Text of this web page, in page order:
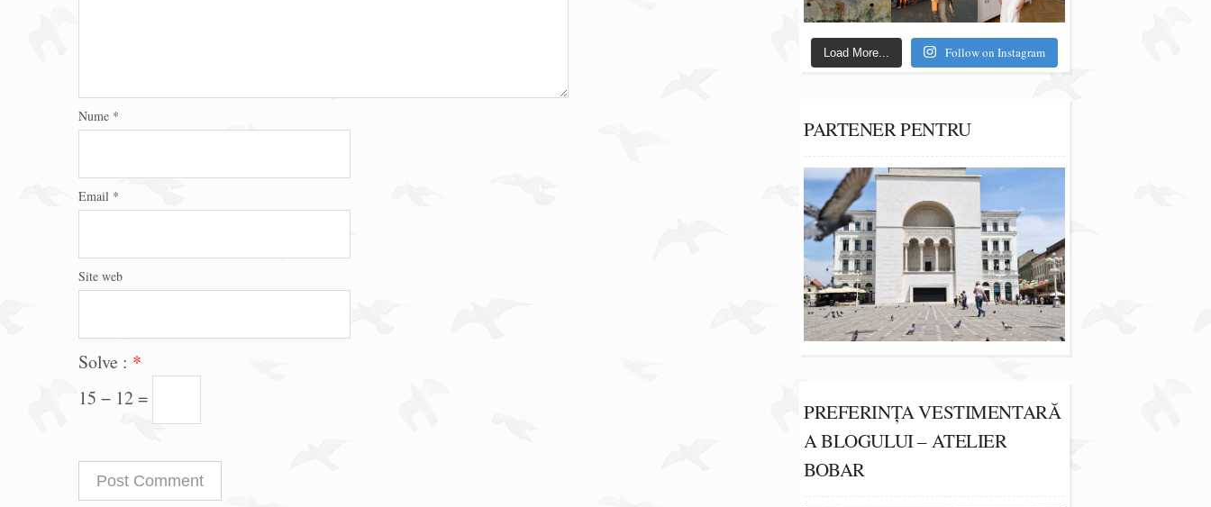
Nume *
Email *
Site web
Solve : *
15 − 12 =
Load More... Follow on Instagram
PARTENER PENTRU
PREFERINȚA VESTIMENTARĂ
A BLOGULUI – ATELIER
BOBAR